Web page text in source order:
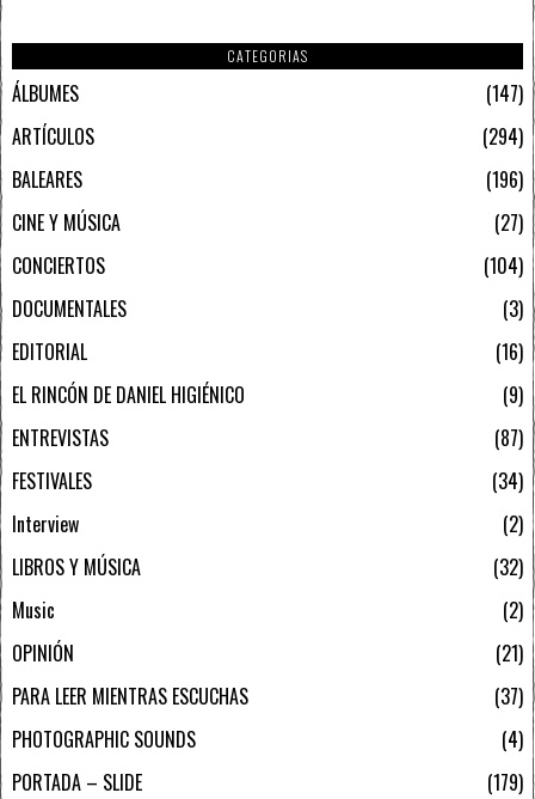
CATEGORIAS
ÁLBUMES
147
ARTÍCULOS
294
BALEARES
196
CINE Y MÚSICA
27
CONCIERTOS
104
DOCUMENTALES
3
EDITORIAL
16
EL RINCÓN DE DANIEL HIGIÉNICO
9
ENTREVISTAS
87
FESTIVALES
34
Interview
2
LIBROS Y MÚSICA
32
Music
2
OPINIÓN
21
PARA LEER MIENTRAS ESCUCHAS
37
PHOTOGRAPHIC SOUNDS
4
PORTADA – SLIDE
179